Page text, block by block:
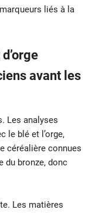
liés à la
avant les
Les analyses
le blé et l’orge,
céréalière connues
du bronze, donc
Les matières